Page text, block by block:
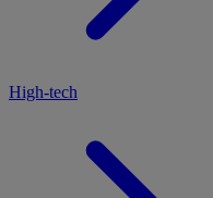
High-tech